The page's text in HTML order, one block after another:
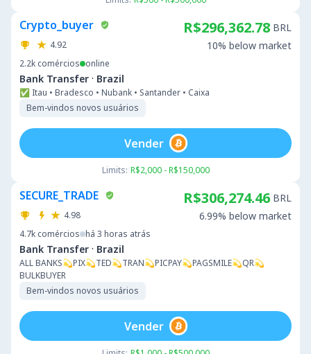
Crypto_buyer
4.92
2.2k comércios online
Bank Transfer · Brazil
✅ Itau • Bradesco • Nubank • Santander • Caixa
Bem-vindos novos usuários
R$296,362.78 BRL
10% below market
Limits: R$2,000 - R$150,000
Vender
SECURE_TRADE
4.98
4.7k comércios há 3 horas atrás
Bank Transfer · Brazil
ALL BANKS💫PIX💫TED💫TRAN💫PICPAY💫PAGSMILE💫QR💫
BULKBUYER
Bem-vindos novos usuários
R$306,274.46 BRL
6.99% below market
Vender